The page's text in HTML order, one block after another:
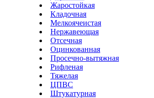
Жаростойкая
Кладочная
Мелкоячеистая
Нержавеющая
Отсечная
Оцинкованная
Просечно-вытяжная
Рифленая
Тяжелая
ЦПВС
Штукатурная